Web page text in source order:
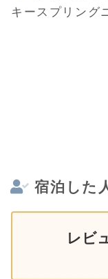
キースプリング
宿泊した
レビ